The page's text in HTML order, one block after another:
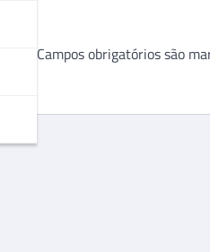
Campos obrigatórios são